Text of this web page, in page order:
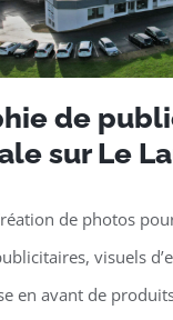
de
sur Le
de photos
visuels
en avant de